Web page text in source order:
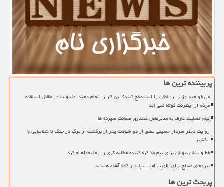
پربیننده ترین ها
می خواهید وزیر ارتباطات را استیضاح کنید؟ این کار را انجام دهید اما دولت در مقابل استفاده
مردم از اینترنت کوتاه نمی آید
پیام تسلیت عارف به مدیرعامل صندوق ضمانت سپرده ها
روایت دختر سردار حسینی مطلق از دو شهادت پدر از برگشت از مرگ در جنگ تا شناسایی با
انگشتر
خط و نشان نبویان برای تیم مذاکره کننده مطالبه گری را رها نخواهیم کرد
نیروهای مسلح برای تقویت امنیت پایدار کاملا آماده هستند
پربحث ترین ها